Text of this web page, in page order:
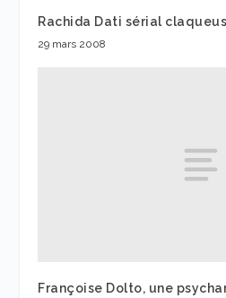
Rachida Dati sérial
29 mars 2008
Françoise Dolto, une